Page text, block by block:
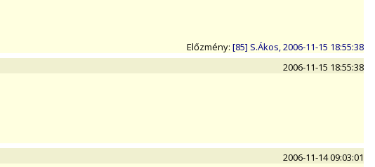
Előzmény: [85] S.Ákos, 2006-11-15 18:55:38
2006-11-15 18:55:38
2006-11-14 09:03:01